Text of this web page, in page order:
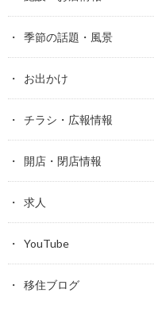
季節の話題・風景
お出かけ
チラシ・広報情報
開店・閉店情報
求人
YouTube
移住ブログ